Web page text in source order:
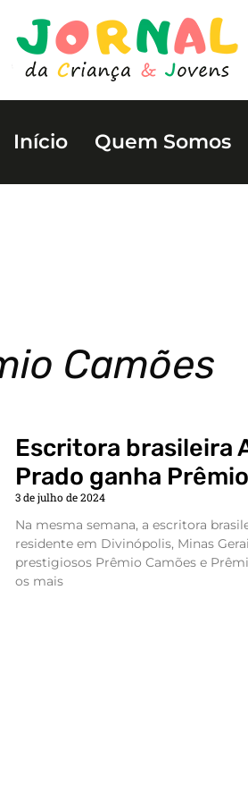
Início Quem Somos
Camões
Escritora brasileira
Prado ganha
3 de julho de 2024
Na mesma semana, a escritora
residente em Divinópolis, Minas
prestigiosos Prêmio Camões e
os mais